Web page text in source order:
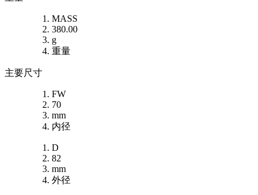
MASS
380.00
g
重量
主要尺寸
FW
70
mm
内径
D
82
mm
外径